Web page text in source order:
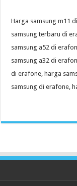
Harga samsung m11
samsung terbaru di
samsung a52 di
samsung a32 di
di erafone, harga
samsung di erafone,